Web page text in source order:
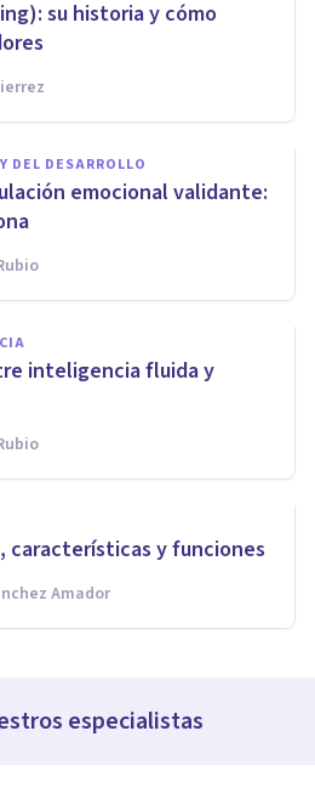
su historia y cómo
DEL DESARROLLO
emocional validante:
inteligencia fluida y
características y funciones
Amador
especialistas